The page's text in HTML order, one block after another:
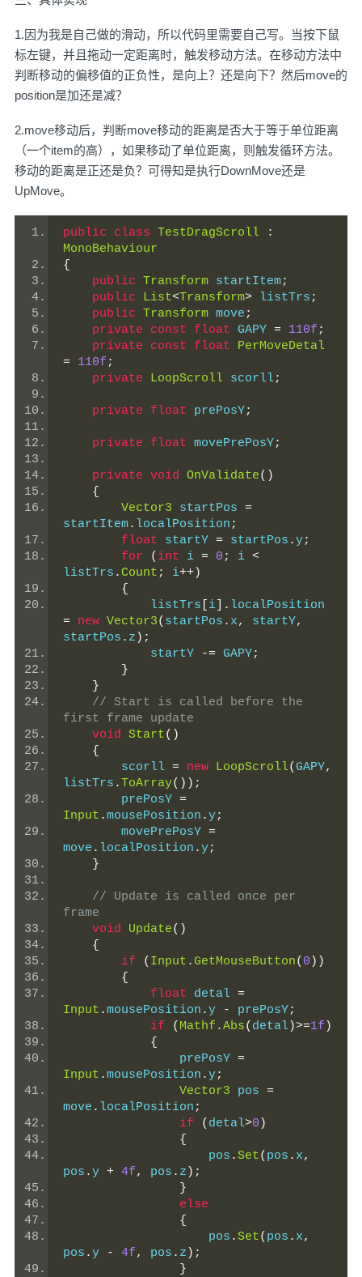
1.因为我是自己做的滑动，所以代码里需要自己写。当按下鼠
标左键，并且拖动一定距离时，触发移动方法。在移动方法中
判断移动的偏移值的正负性，是向上？还是向下？然后move的
position是加还是减？
2.move移动后，判断move移动的距离是否大于等于单位距离
（一个item的高），如果移动了单位距离，则触发循环方法。
移动的距离是正还是负？可得知是执行DownMove还是
UpMove。
public class TestDragScroll
:
MonoBehaviour
{
public Transform startItem;
public
List<Transform> listTrs ;
public Transform move ;
private
const float GAPY = 110f ;
private
const float
PerMoveDetal
= 110f ;
private
LoopScroll scorll;
private float prePosY;
private float movePrePosY;
private void OnValidate()
{
Vector3 startPos =
startItem. localPosition ;
float startY = startPos .y;
for
( int i = 0 ; i <
listTrs .Count ; i++)
{
            listTrs
i ].
= new Vector3( startPos . x, startY,
startPos . z );
            startY
-= GAPY;
}
}
// Start is called before the
first frame update
void Start()
{
        scorll
= new LoopScroll(GAPY,
listTrs .ToArray());
        prePosY
=
Input .mousePosition .y;
        movePrePosY
=
move . localPosition .y;
}
// Update is called once per
frame
void
Update()
{
if
( Input .GetMouseButton( 0 ))
{
float detal =
Input .mousePosition .y - prePosY;
if
( Mathf .Abs( detal)>=1f )
{
                prePosY
=
Input .mousePosition .y;
Vector3 pos =
move . localPosition ;
if
( detal>0 )
{
                    pos
.Set( pos . x,
pos .y + 4f, pos . z );
}
else
{
                    pos
.Set( pos . x,
pos .y - 4f, pos . z );
}